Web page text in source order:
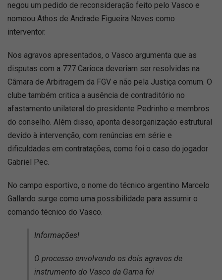
negou um pedido de reconsideração feito pelo Vasco e
nomeou Athos de Andrade Figueira Neves como
interventor.
Nos agravos apresentados, o Vasco argumenta que as
disputas com a 777 Carioca deveriam ser resolvidas na
Câmara de Arbitragem da FGV e não pela Justiça comum. O
clube também critica a ausência de contraditório no
afastamento unilateral do presidente Pedrinho e membros
do conselho. Além disso, aponta desorganização estrutural
devido à intervenção, com renúncias em série e
dificuldades em contratações, como foi o caso do jogador
Gabriel Pec.
No campo esportivo, o nome do técnico argentino Marcelo
Gallardo surge como uma possibilidade para assumir o
comando técnico do Vasco.
Informações!
O processo envolvendo os dois agravos de
instrumento do Vasco da Gama foi